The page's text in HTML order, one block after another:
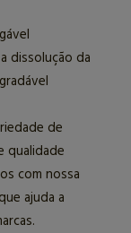
dissolução da
de
qualidade
com nossa
ajuda a